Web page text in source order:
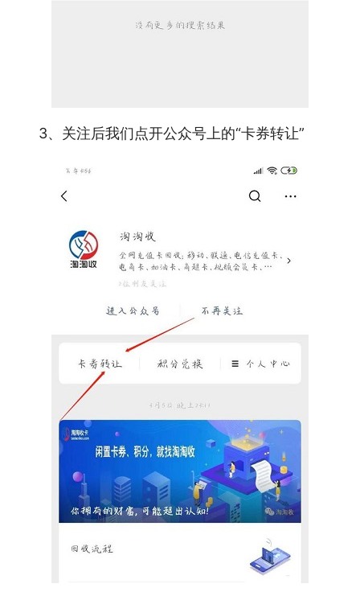
3、关注后我们点开公众号上的“卡券转让”